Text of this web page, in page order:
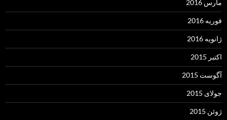
مارس 2016
فوریه 2016
ژانویه 2016
اکتبر 2015
آگوست 2015
جولای 2015
ژوئن 2015